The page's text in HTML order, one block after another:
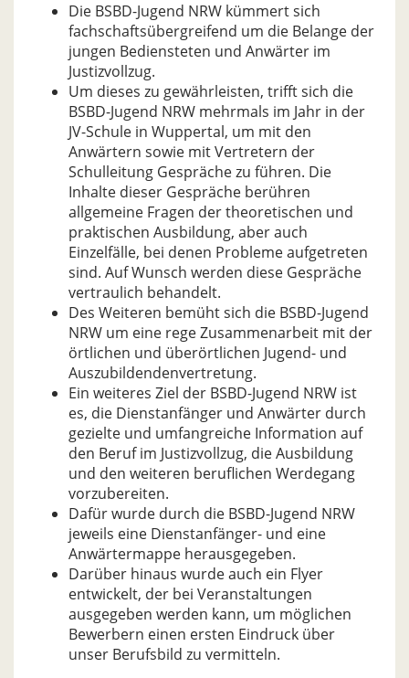
Die BSBD-Jugend NRW kümmert sich
fachschaftsübergreifend um die Belange der
jungen Bediensteten und Anwärter im
Justizvollzug.
Um dieses zu gewährleisten, trifft sich die
BSBD-Jugend NRW mehrmals im Jahr in der
JV-Schule in Wuppertal, um mit den
Anwärtern sowie mit Vertretern der
Schulleitung Gespräche zu führen. Die
Inhalte dieser Gespräche berühren
allgemeine Fragen der theoretischen und
praktischen Ausbildung, aber auch
Einzelfälle, bei denen Probleme aufgetreten
sind. Auf Wunsch werden diese Gespräche
vertraulich behandelt.
Des Weiteren bemüht sich die BSBD-Jugend
NRW um eine rege Zusammenarbeit mit der
örtlichen und überörtlichen Jugend- und
Auszubildendenvertretung.
Ein weiteres Ziel der BSBD-Jugend NRW ist
es, die Dienstanfänger und Anwärter durch
gezielte und umfangreiche Information auf
den Beruf im Justizvollzug, die Ausbildung
und den weiteren beruflichen Werdegang
vorzubereiten.
Dafür wurde durch die BSBD-Jugend NRW
jeweils eine Dienstanfänger- und eine
Anwärtermappe herausgegeben.
Darüber hinaus wurde auch ein Flyer
entwickelt, der bei Veranstaltungen
ausgegeben werden kann, um möglichen
Bewerbern einen ersten Eindruck über
unser Berufsbild zu vermitteln.